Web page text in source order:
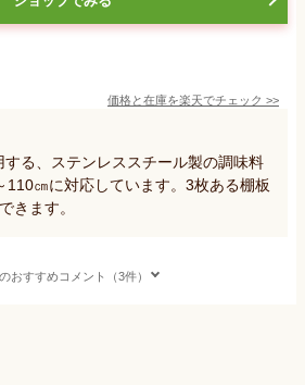
価格と在庫を楽天でチェック >>
する、ステンレススチール製の調味料
110㎝に対応しています。3枚ある棚板
きます。
おすすめコメント（3件）